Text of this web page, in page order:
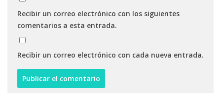
Recibir un correo electrónico con los siguientes
comentarios a esta entrada.
Recibir un correo electrónico con cada nueva entrada.